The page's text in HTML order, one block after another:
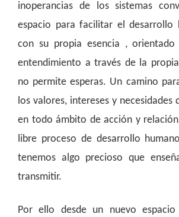
inoperancias de los sistemas
espacio para facilitar el desarrollo
con su propia esencia ,
entendimiento a través de la
no permite esperas. Un camino
los valores, intereses y necesidades
en todo ámbito de acción y
libre proceso de desarrollo
tenemos algo precioso que
transmitir.
Por ello desde un nuevo espacio